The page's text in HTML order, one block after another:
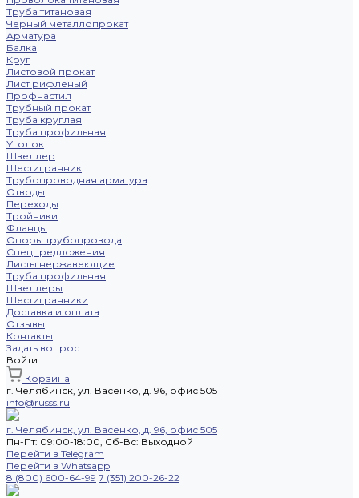
Труба титановая
Черный металлопрокат
Арматура
Балка
Круг
Листовой прокат
Лист рифленый
Профнастил
Трубный прокат
Труба круглая
Труба профильная
Уголок
Швеллер
Шестигранник
Трубопроводная арматура
Отводы
Переходы
Тройники
Фланцы
Опоры трубопровода
Спецпредложения
Листы нержавеющие
Труба профильная
Швеллеры
Шестигранники
Доставка и оплата
Отзывы
Контакты
Задать вопрос
Войти
Корзина
г. Челябинск, ул. Васенко, д. 96, офис 505
info@russs.ru
г. Челябинск, ул. Васенко, д. 96, офис 505
Пн-Пт: 09:00-18:00, Cб-Вс: Выходной
Перейти в Telegram
Перейти в Whatsapp
8 (800) 600-64-99 7 (351) 200-26-22